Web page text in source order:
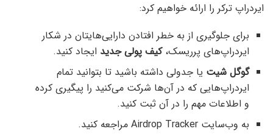
ایردراپ ترکر را ارائه خواهیم کرد:
برای جلوگیری از به خطر افتادن دارایی‌‌هایتان در شکار
ایردراپ‌های پرریسک،کیف پولی جدید ایجاد کنید.
گوگل شیت یا جدولی داشته باشید تا بتوانید تمام
ایردراپ‌هایی که در آن‌ها شرکت می‌کنید را پیگیری کرده
و اطلاعات مهم را در آن ثبت کنید.
به وب‌سایت Airdrop Tracker مراجعه کنید.